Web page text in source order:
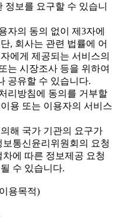
정보를 요구할 수 있습니
의 동의 없이 제3자에
, 회사는 관련 법률에 어
에게 제공되는 서비스의
는 시장조사 등을 위하여
공유할 수 있습니다.
리방침에 동의를 거부할
용 또는 이용자의 서비스
해 국가 기관의 요구가
통신윤리위원회의 요청
에 따른 정보제공 요청
수 있습니다.
용목적)